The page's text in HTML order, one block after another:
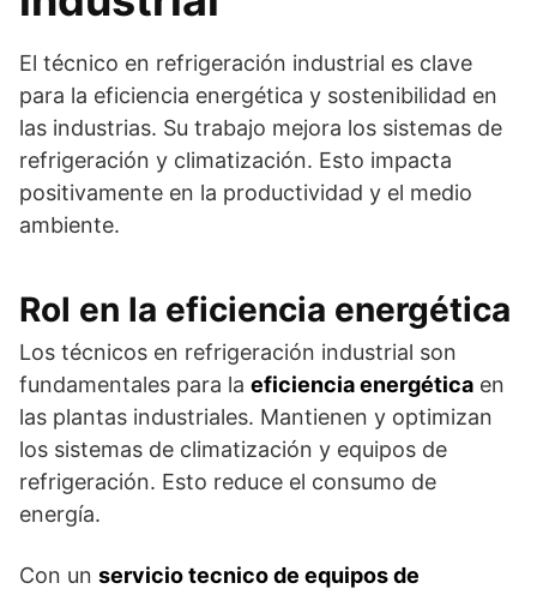
El técnico en refrigeración industrial es clave
para la eficiencia energética y sostenibilidad en
las industrias. Su trabajo mejora los sistemas de
refrigeración y climatización. Esto impacta
positivamente en la productividad y el medio
ambiente.
Rol en la eficiencia energética
Los técnicos en refrigeración industrial son
fundamentales para la eficiencia energética en
las plantas industriales. Mantienen y optimizan
los sistemas de climatización y equipos de
refrigeración. Esto reduce el consumo de
energía.
Con un servicio tecnico de equipos de